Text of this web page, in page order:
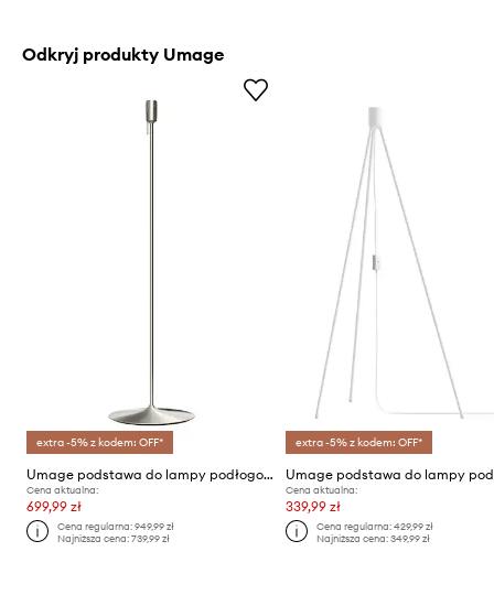
Odkryj produkty Umage
extra -5% z kodem: OFF*
Umage podstawa do lampy podłogowej Sante Floor
Cena aktualna:
699,99 zł
Cena regularna:949,99 zł
Najniższa cena:739,99 zł
extra -5% z kodem: OFF*
Cena aktualna:
339,99 zł
Cena regularna: 429,99 zł
Najniższa cena: 349,99 zł